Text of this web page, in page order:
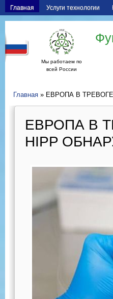
Главная Услуги технологии
Мы работаем по
всей России
Главная » ЕВРОПА В
ЕВРОПА В
HIPP